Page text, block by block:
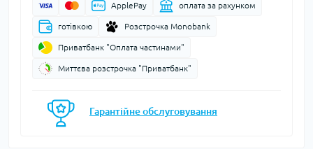
ApplePay оплата за рахунком
готівкою Розстрочка Monobank
Приватбанк "Оплата частинами"
Миттєва розстрочка "Приватбанк"
Гарантійне обслуговування